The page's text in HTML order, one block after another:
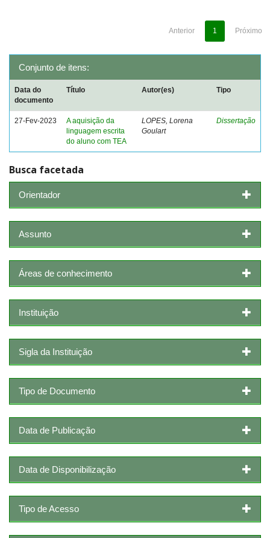
Anterior 1 Próximo
Conjunto de itens:
Data do
documento
Título Autor(es) Tipo
27-Fev-2023
A aquisição da
linguagem escrita
do aluno com TEA
LOPES, Lorena
Goulart
Dissertação
Busca facetada
Orientador
Assunto
Áreas de conhecimento
Instituição
Sigla da Instituição
Tipo de Documento
Data de Publicação
Data de Disponibilização
Tipo de Acesso